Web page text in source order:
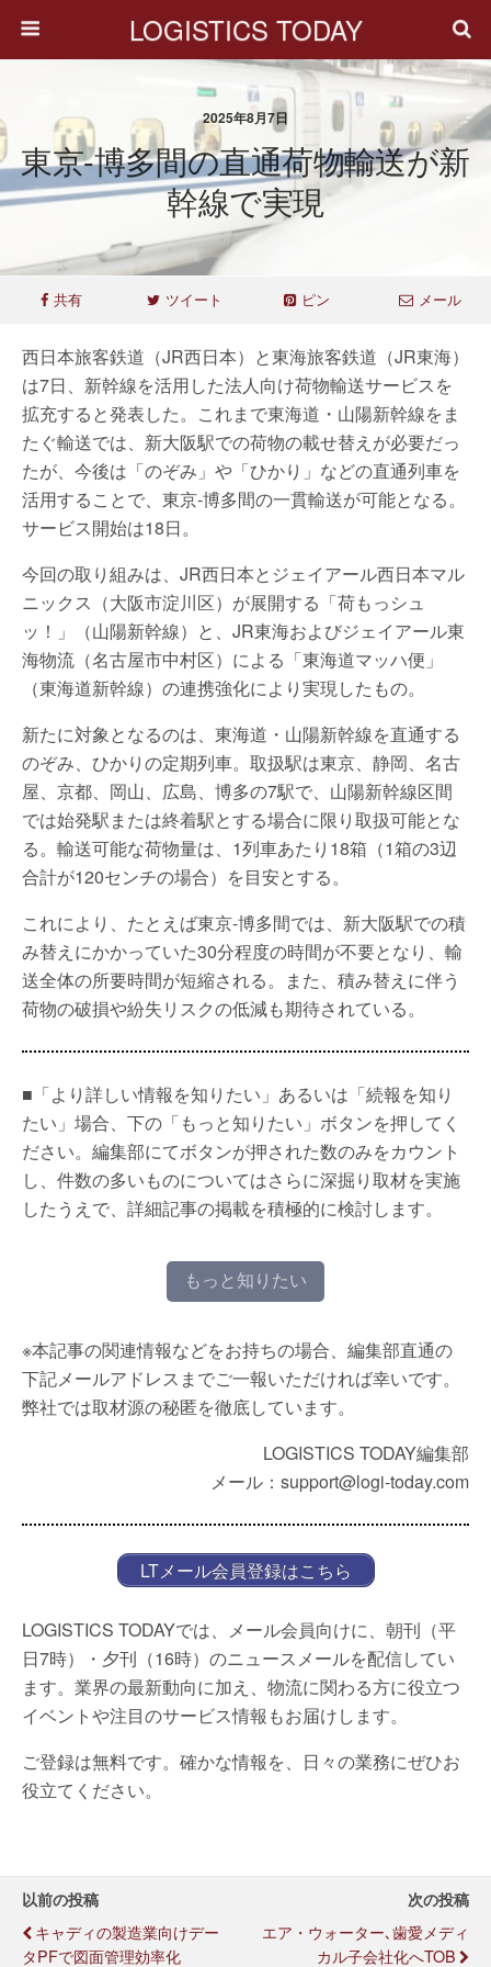
LOGISTICS TODAY
2025年8月7日
東京-博多間の直通荷物輸送が新
幹線で実現
共有 ツイート ピン メール
西日本旅客鉄道（JR西日本）と東海旅客鉄道（JR東海）
は7日、新幹線を活用した法人向け荷物輸送サービスを
拡充すると発表した。これまで東海道・山陽新幹線をま
たぐ輸送では、新大阪駅での荷物の載せ替えが必要だっ
たが、今後は「のぞみ」や「ひかり」などの直通列車を
活用することで、東京-博多間の一貫輸送が可能となる。
サービス開始は18日。
今回の取り組みは、JR西日本とジェイアール西日本マル
ニックス（大阪市淀川区）が展開する「荷もっシュ
ッ！」（山陽新幹線）と、JR東海およびジェイアール東
海物流（名古屋市中村区）による「東海道マッハ便」
（東海道新幹線）の連携強化により実現したもの。
新たに対象となるのは、東海道・山陽新幹線を直通する
のぞみ、ひかりの定期列車。取扱駅は東京、静岡、名古
屋、京都、岡山、広島、博多の7駅で、山陽新幹線区間
では始発駅または終着駅とする場合に限り取扱可能とな
る。輸送可能な荷物量は、1列車あたり18箱（1箱の3辺
合計が120センチの場合）を目安とする。
これにより、たとえば東京-博多間では、新大阪駅での積
み替えにかかっていた30分程度の時間が不要となり、輸
送全体の所要時間が短縮される。また、積み替えに伴う
荷物の破損や紛失リスクの低減も期待されている。
■「より詳しい情報を知りたい」あるいは「続報を知り
たい」場合、下の「もっと知りたい」ボタンを押してく
ださい。編集部にてボタンが押された数のみをカウント
し、件数の多いものについてはさらに深掘り取材を実施
したうえで、詳細記事の掲載を積極的に検討します。
もっと知りたい
※本記事の関連情報などをお持ちの場合、編集部直通の
下記メールアドレスまでご一報いただければ幸いです。
弊社では取材源の秘匿を徹底しています。
LOGISTICS TODAY編集部
メール：support@logi-today.com
LTメール会員登録はこちら
LOGISTICS TODAYでは、メール会員向けに、朝刊（平
日7時）・夕刊（16時）のニュースメールを配信してい
ます。業界の最新動向に加え、物流に関わる方に役立つ
イベントや注目のサービス情報もお届けします。
ご登録は無料です。確かな情報を、日々の業務にぜひお
役立てください。
以前の投稿
キャディの製造業向けデー
タPFで図面管理効率化
次の投稿
エア・ウォーター､歯愛メディ
カル子会社化へTOB